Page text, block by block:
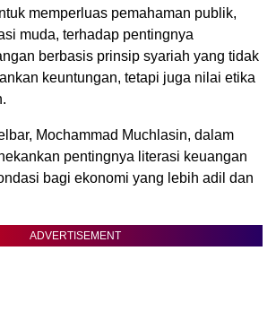
memperluas pemahaman publik,
muda, terhadap pentingnya
berbasis prinsip syariah yang tidak
keuntungan, tetapi juga nilai etika
Mochammad Muchlasin, dalam
pentingnya literasi keuangan
bagi ekonomi yang lebih adil dan
ADVERTISEMENT